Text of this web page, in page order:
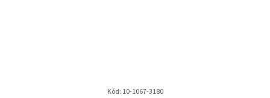
Kód: 10-1067-3180